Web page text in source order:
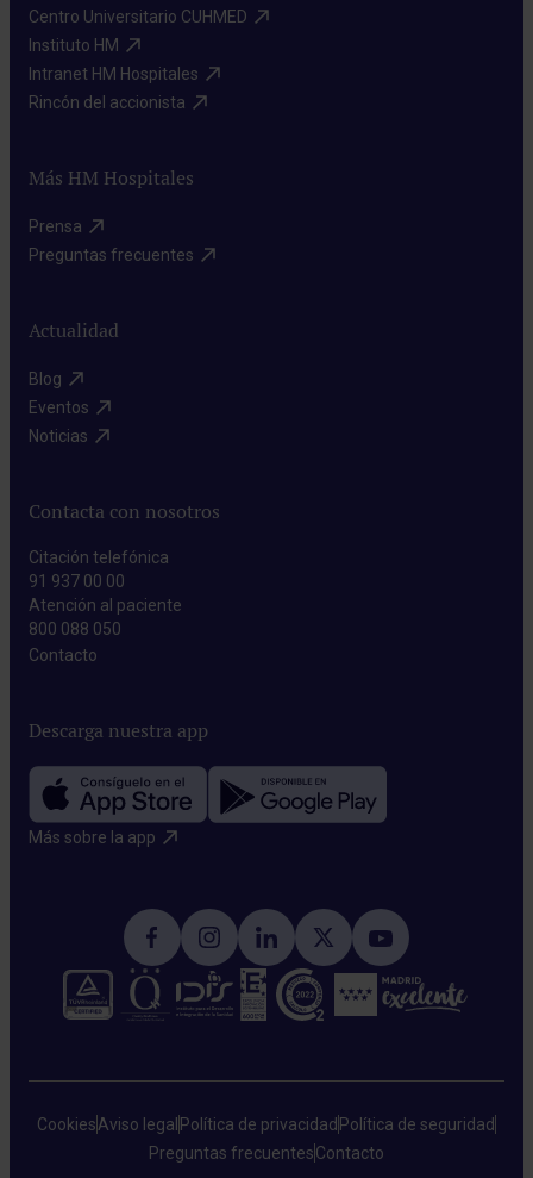
Centro Universitario CUHMED​
Instituto HM​
Intranet HM Hospitales​
Rincón del accionista​
Más HM Hospitales
Prensa​
Preguntas frecuentes​
Actualidad
Blog​
Eventos​
Noticias​
Contacta con nosotros
Citación telefónica
91 937 00 00
Atención al paciente
800 088 050
Contacto​
Descarga nuestra app
Más sobre la app​
CookiesAviso legal Política de privacidad Política de seguridad
Preguntas frecuentesContacto